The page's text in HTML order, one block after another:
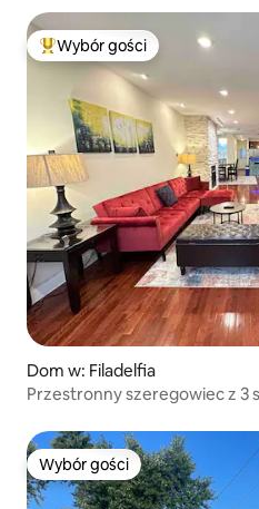
Najpopularniejsze z kategorii
Wybór gości
Dom w: Filadelfia
Przestronny szeregowiec z 3
Wybór gości
Wybór gości